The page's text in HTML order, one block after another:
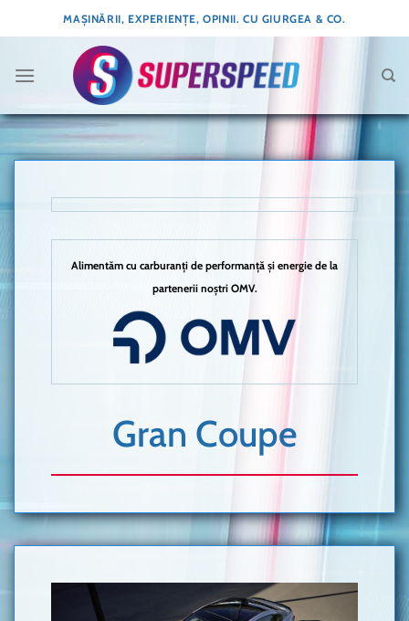
to
MAȘINĂRII, EXPERIENȚE, OPINII. CU GIURGEA & CO.
Alimentăm cu carburanți de performanță și energie de la
partenerii noștri OMV.
Gran Coupe